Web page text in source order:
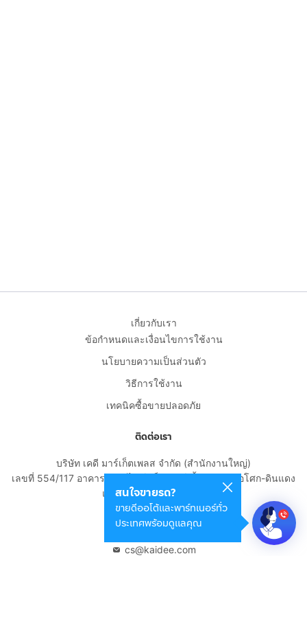
สนใจขายรถ?
ขายดีออโต้และพาร์ทเนอร์ทั่ว
ประเทศพร้อมดูแลคุณ
เกี่ยวกับเรา
ข้อกำหนดและเงื่อนไขการใช้งาน
นโยบายความเป็นส่วนตัว
วิธีการใช้งาน
เทคนิคซื้อขายปลอดภัย
ติดต่อเรา
บริษัท เคดี มาร์เก็ตเพลส จำกัด (สำนักงานใหญ่)
เลขที่ 554/117 อาคารสกายไนน์ เซ็นเตอร์ ชั้น 22 ถนนอโศก-ดินแดง
แขวงดินแดง เขตดินแดง
กรุงเทพมหานคร 10400
cs@kaidee.com